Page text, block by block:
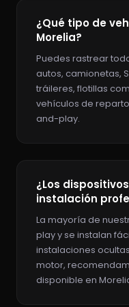
¿Qué tipo de
Morelia?
Puedes rastrear
autos, camionetas,
tráileres, flotillas
vehículos de
and-play.
¿Los
instalación
La mayoría de
play y se instalan
instalaciones
motor,
disponible en